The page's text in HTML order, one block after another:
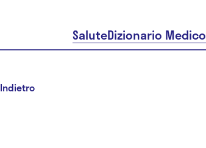
SaluteDizionario Medico
Indietro